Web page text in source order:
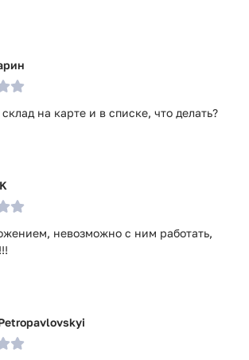
на карте и в списке, что делать?
невозможно с ним работать,